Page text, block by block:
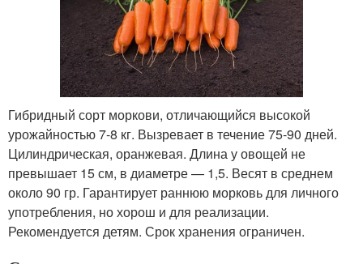
Гибридный сорт моркови, отличающийся высокой
урожайностью 7-8 кг. Вызревает в течение 75-90 дней.
Цилиндрическая, оранжевая. Длина у овощей не
превышает 15 см, в диаметре — 1,5. Весят в среднем
около 90 гр. Гарантирует раннюю морковь для личного
употребления, но хорош и для реализации.
Рекомендуется детям. Срок хранения ограничен.